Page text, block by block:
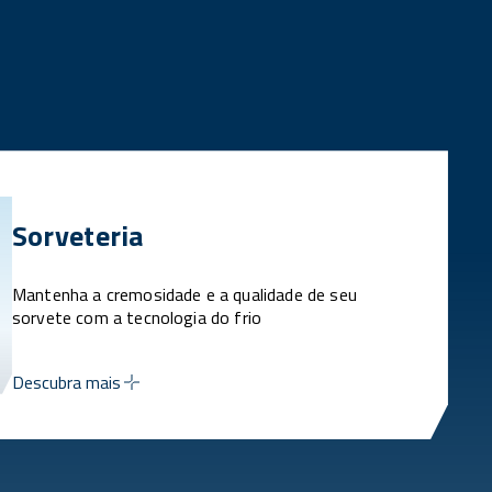
Sorveteria
Mantenha a cremosidade e a qualidade de seu
sorvete com a tecnologia do frio
Descubra mais